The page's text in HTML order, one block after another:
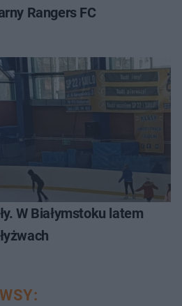
Rangers FC
W Białymstoku latem